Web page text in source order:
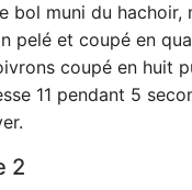
bol muni du hachoir,
pelé et coupé en
coupé en huit
11 pendant 5
2